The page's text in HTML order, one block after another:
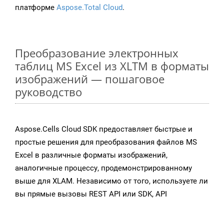
платформе Aspose.Total Cloud.
Преобразование электронных
таблиц MS Excel из XLTM в форматы
изображений — пошаговое
руководство
Aspose.Cells Cloud SDK предоставляет быстрые и
простые решения для преобразования файлов MS
Excel в различные форматы изображений,
аналогичные процессу, продемонстрированному
выше для XLAM. Независимо от того, используете ли
вы прямые вызовы REST API или SDK, API